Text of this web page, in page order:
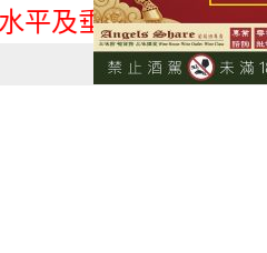
及垂直整合、一次